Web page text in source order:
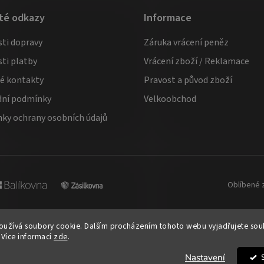
soubory cookie. Dalším procházením tohoto webu vyjadřujete
informací zde.
Nastavení
odkazy
dopravy
platby
kontakty
podmínky
ochrany osobních údajů
Informace
Záruka vrácení peněz
Vrácení zboží / Reklamace
Pravost a původ zboží
Velkoobchod
Oblíbené